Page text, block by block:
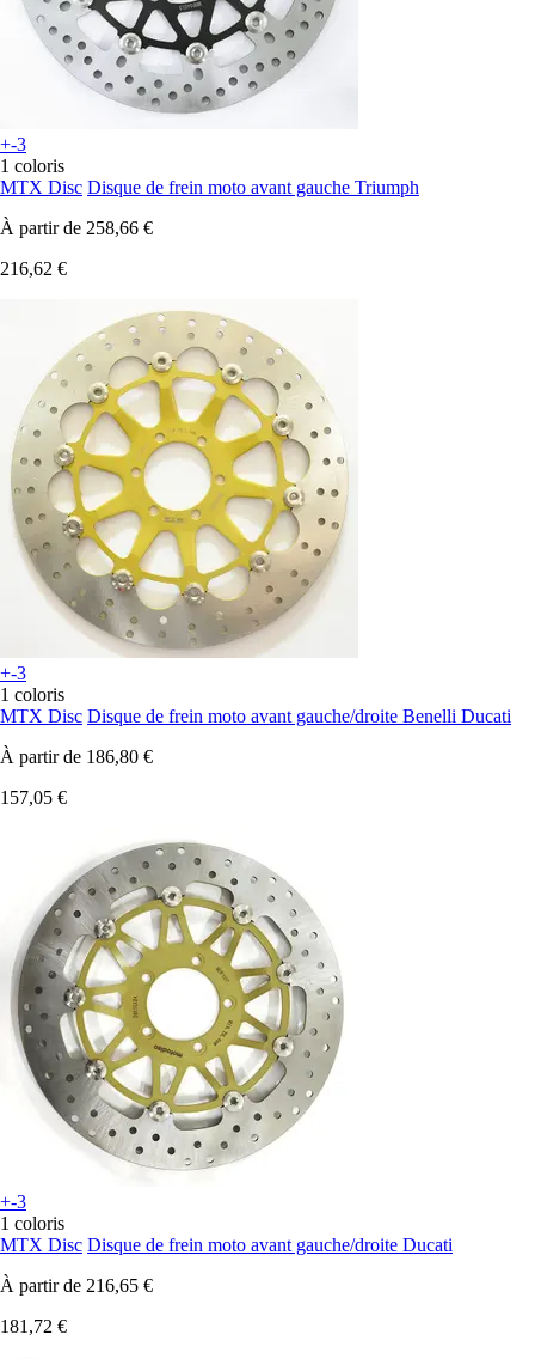
+-3
1 coloris
MTX Disc Disque de frein moto avant gauche Triumph
À partir de 258,66 €
216,62 €
+-3
1 coloris
MTX Disc Disque de frein moto avant gauche/droite Benelli Ducati
À partir de 186,80 €
157,05 €
+-3
1 coloris
MTX Disc Disque de frein moto avant gauche/droite Ducati
À partir de 216,65 €
181,72 €